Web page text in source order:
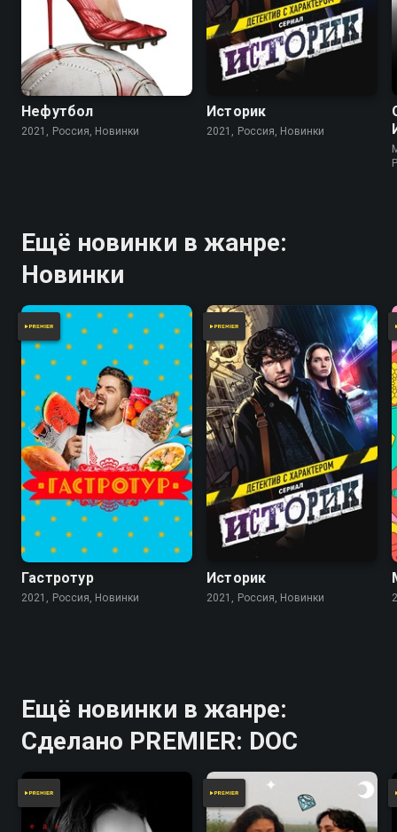
Нефутбол
2021, Россия, Новинки
Историк
2021, Россия, Новинки
Ещё новинки в жанре:
Новинки
Гастротур
2021, Россия, Новинки
Историк
2021, Россия, Новинки
Ещё новинки в жанре:
Сделано PREMIER: DOC